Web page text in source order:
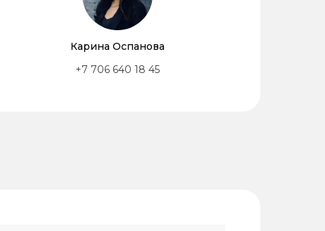
Карина Оспанова
+7 706 640 18 45